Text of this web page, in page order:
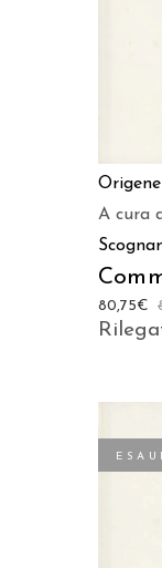
Origene
A cura
80,75€